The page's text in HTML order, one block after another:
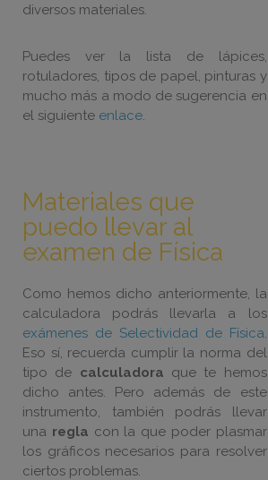
diversos materiales.
Puedes ver la lista de lápices,
rotuladores, tipos de papel, pinturas y
mucho más a modo de sugerencia en
el siguiente enlace.
Materiales que
puedo llevar al
examen de Física
Como hemos dicho anteriormente, la
calculadora podrás llevarla a los
exámenes de Selectividad de Física.
Eso sí, recuerda cumplir la norma del
tipo de calculadora que te hemos
dicho antes. Pero además de este
instrumento, también podrás llevar
una regla con la que poder plasmar
los gráficos necesarios para resolver
ciertos problemas.